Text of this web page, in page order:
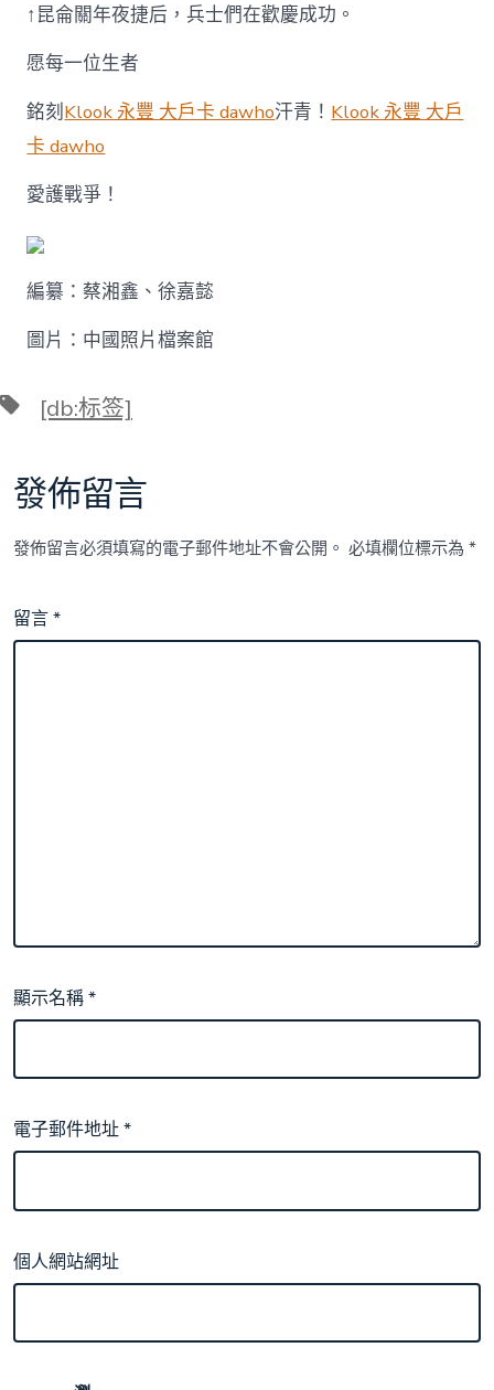
↑昆侖關年夜捷后，兵士們在歡慶成功。
愿每一位生者
銘刻Klook 永豐 大戶卡 dawho汗青！ Klook 永豐 大戶
卡 dawho
愛護戰爭！
編纂：蔡湘鑫、徐嘉懿
圖片：中國照片檔案館
標 [db:标签]
發佈留言
發佈留言必須填寫的電子郵件地址不會公開。 必填欄位標示為*
留言*
顯示名稱*
電子郵件地址*
個人網站網址